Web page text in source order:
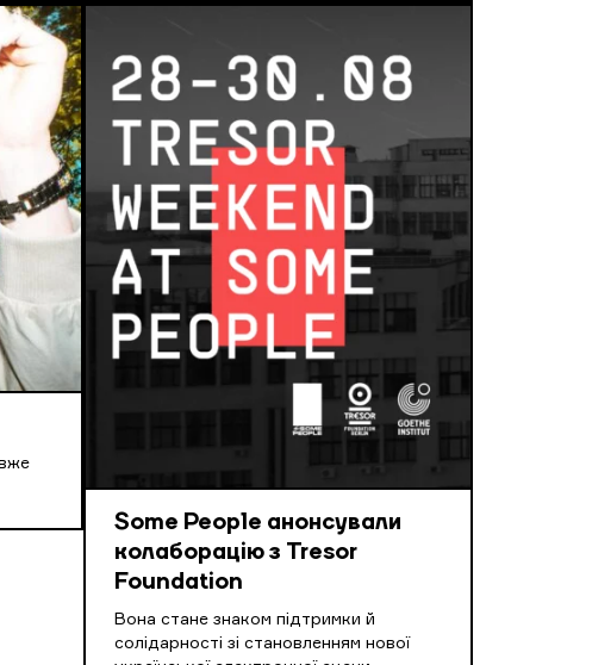
Some People анонсували
колаборацію з Tresor
Foundation
Вона стане знаком підтримки й
солідарності зі становленням нової